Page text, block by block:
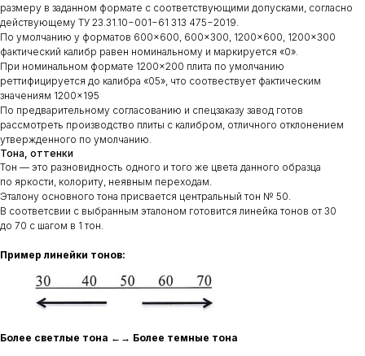
размеру в заданном формате с соответствующими допусками, согласно
действующему ТУ 23.31.10−001−61 313 475−2019.
По умолчанию у форматов 600×600, 600×300, 1200×600, 1200×300
фактический калибр равен номинальному и маркируется «0».
При номинальном формате 1200×200 плита по умолчанию
реттифицируется до калибра «05», что соотвествует фактическим
значениям 1200×195
По предварительному согласованию и спецзаказу завод готов
рассмотреть производство плиты с калибром, отличного отклонением
утвержденного по умолчанию.
Тона, оттенки
Тон — это разновидность одного и того же цвета данного образца
по яркости, колориту, неявным переходам.
Эталону основного тона присвается центральный тон № 50.
В соответсвии с выбранным эталоном готовится линейка тонов от 30
до 70 с шагом в 1 тон.
Пример линейки тонов:
Более светлые тона ←→ Более темные тона